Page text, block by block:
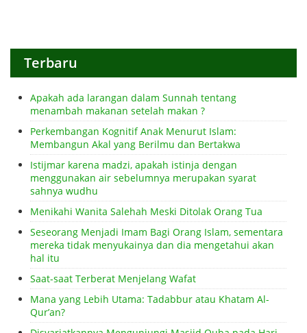
Terbaru
Apakah ada larangan dalam Sunnah tentang
menambah makanan setelah makan ?
Perkembangan Kognitif Anak Menurut Islam:
Membangun Akal yang Berilmu dan Bertakwa
Istijmar karena madzi, apakah istinja dengan
menggunakan air sebelumnya merupakan syarat
sahnya wudhu
Menikahi Wanita Salehah Meski Ditolak Orang Tua
Seseorang Menjadi Imam Bagi Orang Islam, sementara
mereka tidak menyukainya dan dia mengetahui akan
hal itu
Saat-saat Terberat Menjelang Wafat
Mana yang Lebih Utama: Tadabbur atau Khatam Al-
Qur’an?